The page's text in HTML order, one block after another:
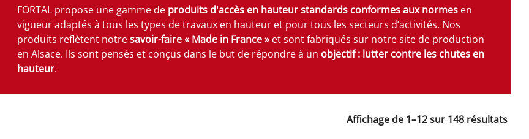
FORTAL propose une gamme de produits d'accès en hauteur standards conformes aux normes en
vigueur adaptés à tous les types de travaux en hauteur et pour tous les secteurs d’activités. Nos
produits reflètent notresavoir-faire « Made in France » et sont fabriqués sur notre site de production
en Alsace. Ils sont pensés et conçus dans le but de répondre à un objectif : lutter contre les chutes en
hauteur.
Affichage de 1–12 sur 148 résultats